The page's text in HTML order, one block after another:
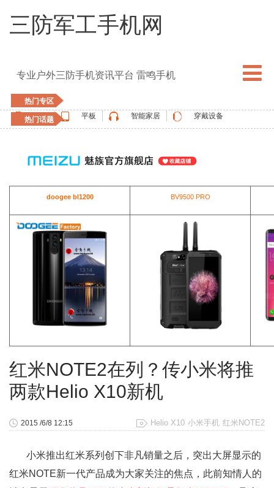
三防军工手机网
专业户外三防手机资讯平台 雷鸣手机
热门专区
手机
平板 智能家居 穿戴设备
热门话题
vernee
doogee bl1200 BV9500 PRO
红米NOTE2在列？传小米将推
两款Helio X10新机
Helio X10 小米手机 红米NOTE2
2015 /6/8 12:15
小米推出红米系列创下非凡销量之后，突出大屏显示的
红米NOTE新一代产品成为大家关注的焦点，此前知情人的